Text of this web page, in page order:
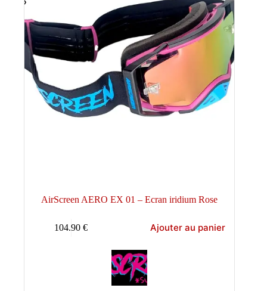
AirScreen AERO EX 01 – Ecran iridium Rose
104.90€ Ajouter au panier